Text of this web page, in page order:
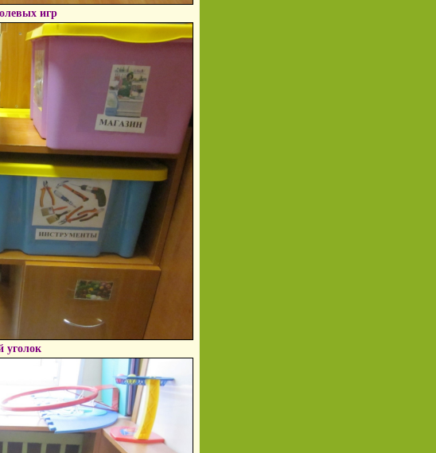
игр
уголок